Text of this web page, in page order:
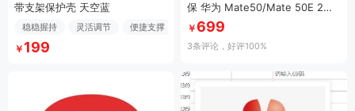
带支架保护壳 天空蓝
稳稳握持 灵活调节 便捷支撑
￥ 199
保 华为 Mate50/Mate 50E 2年
2年
￥699
3条评论 ，好评100%